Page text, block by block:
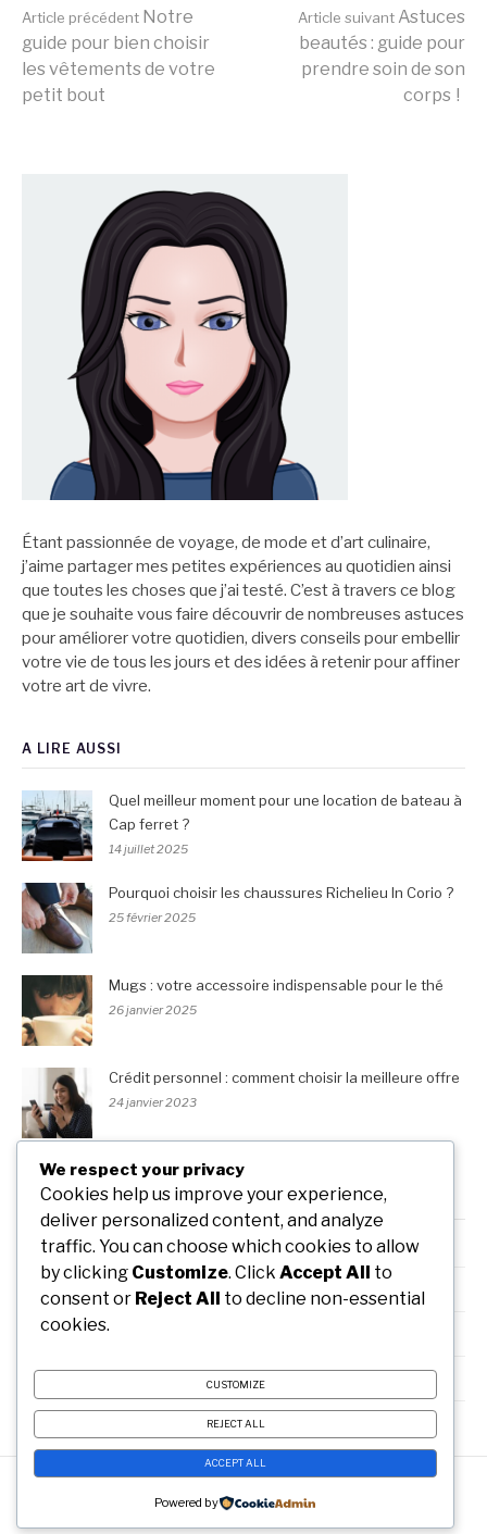
Lire
la
suite
Article précédent Notre
guide pour bien choisir
les vêtements de votre
petit bout
Article suivant Astuces
beautés : guide pour
prendre soin de son
corps !
Étant passionnée de voyage, de mode et d’art culinaire,
j’aime partager mes petites expériences au quotidien ainsi
que toutes les choses que j’ai testé. C’est à travers ce blog
que je souhaite vous faire découvrir de nombreuses astuces
pour améliorer votre quotidien, divers conseils pour embellir
votre vie de tous les jours et des idées à retenir pour affiner
votre art de vivre.
A LIRE AUSSI
Quel meilleur moment pour une location de bateau à
Cap ferret ?
14 juillet 2025
Pourquoi choisir les chaussures Richelieu In Corio ?
25 février 2025
Mugs : votre accessoire indispensable pour le thé
26 janvier 2025
Crédit personnel : comment choisir la meilleure offre
24 janvier 2023
RUBRIQUES
Bien m'habiller
J'ai testé
Je voyage
Copyright © AM Arne Deforce | Tous droits réservés.
Thème Fashify parFRT
We respect your privacy
Cookies help us improve your experience,
deliver personalized content, and analyze
traffic. You can choose which cookies to allow
by clicking Customize. Click Accept All
to
consent or Reject All
to decline non-essential
cookies.
CUSTOMIZE
REJECT ALL
ACCEPT ALL
Powered by